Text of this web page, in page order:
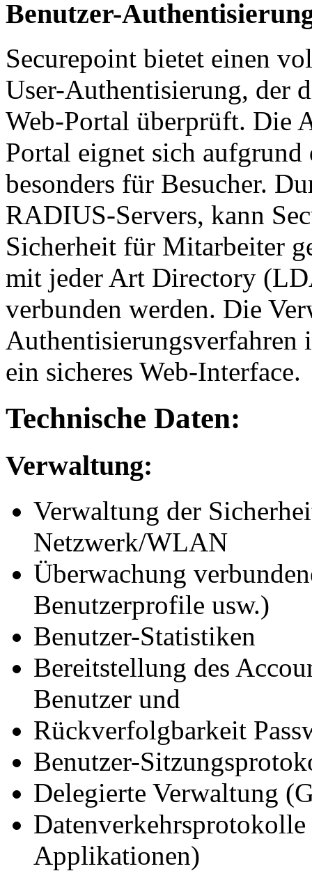
Benutzer-
Securepoint bietet einen
User-Authentisierung, der
Web-Portal überprüft. Die
Portal eignet sich
besonders für Besucher.
RADIUS-Servers, kann
Sicherheit für Mitarbeiter
mit jeder Art Directory
verbunden werden. Die
Authentisierungsverfahren
ein sicheres Web-Interface.
Technische Daten:
Verwaltung:
Verwaltung der
Netzwerk/WLAN
Überwachung
Benutzerprofile usw.)
Benutzer-Statistiken
Bereitstellung des
Benutzer und
Rückverfolgbarkeit
Benutzer-
Delegierte Verwaltung
Applikationen)